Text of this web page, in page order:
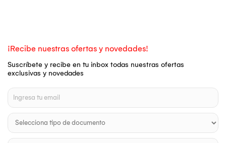
¡Recibe nuestras ofertas y novedades!
Suscríbete y recibe en tu inbox todas nuestras ofertas
exclusivas y novedades